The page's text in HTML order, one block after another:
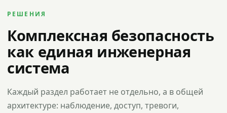
РЕШЕНИЯ
Комплексная безопасность
как единая инженерная
система
Каждый раздел работает не отдельно, а в общей
архитектуре: наблюдение, доступ, тревоги,